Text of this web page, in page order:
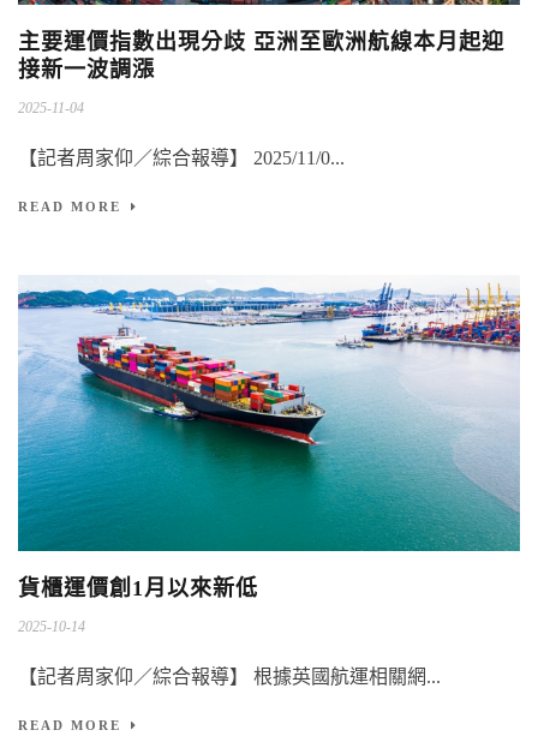
主要運價指數出現分歧 亞洲至歐洲航線本月起迎
接新一波調漲
2025-11-04
【記者周家仰／綜合報導】 2025/11/0...
READ MORE
貨櫃運價創1月以來新低
2025-10-14
【記者周家仰／綜合報導】 根據英國航運相關網...
READ MORE